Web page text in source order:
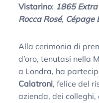
Vistarino: 1865
Rocca Rosé, Cépage
Alla cerimonia di
d’oro, tenutasi nella
a Londra, ha
Calatroni, felice del
azienda, dei